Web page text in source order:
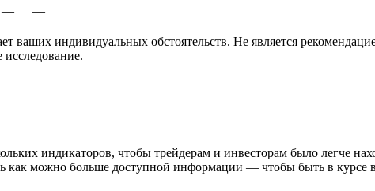
—
—
ваших индивидуальных обстоятельств. Не является
исследование.
индикаторов, чтобы трейдерам и инвесторам было легче
как можно больше доступной информации — чтобы быть в курсе